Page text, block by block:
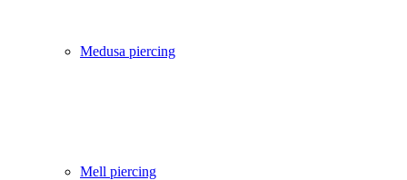
Medusa piercing
Mell piercing